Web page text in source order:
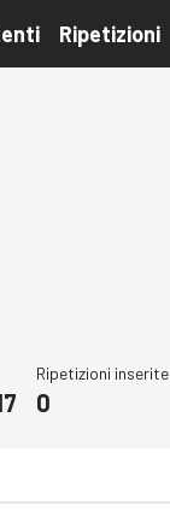
Ripetizioni
Ripetizioni inserite
0